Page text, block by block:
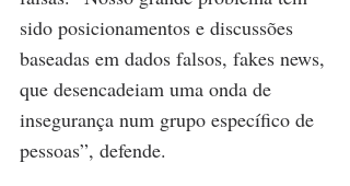
sido posicionamentos e discussões
baseadas em dados falsos, fakes news,
que desencadeiam uma onda de
insegurança num grupo específico de
pessoas”, defende.